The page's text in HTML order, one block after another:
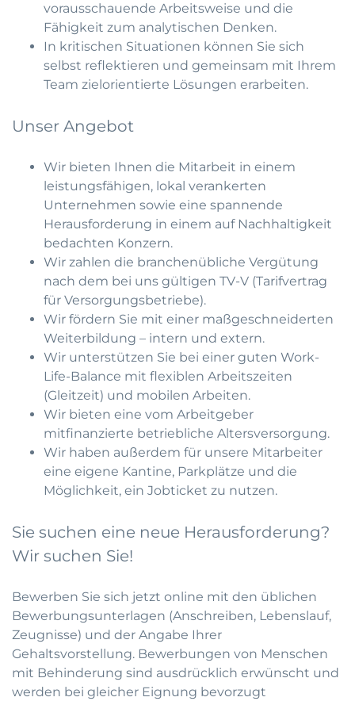
vorausschauende Arbeitsweise und die
Fähigkeit zum analytischen Denken.
In kritischen Situationen können Sie sich
selbst reflektieren und gemeinsam mit Ihrem
Team zielorientierte Lösungen erarbeiten.
Unser Angebot
Wir bieten Ihnen die Mitarbeit in einem
leistungsfähigen, lokal verankerten
Unternehmen sowie eine spannende
Herausforderung in einem auf Nachhaltigkeit
bedachten Konzern.
Wir zahlen die branchenübliche Vergütung
nach dem bei uns gültigen TV-V (Tarifvertrag
für Versorgungsbetriebe).
Wir fördern Sie mit einer maßgeschneiderten
Weiterbildung – intern und extern.
Wir unterstützen Sie bei einer guten Work-
Life-Balance mit flexiblen Arbeitszeiten
(Gleitzeit) und mobilen Arbeiten.
Wir bieten eine vom Arbeitgeber
mitfinanzierte betriebliche Altersversorgung.
Wir haben außerdem für unsere Mitarbeiter
eine eigene Kantine, Parkplätze und die
Möglichkeit, ein Jobticket zu nutzen.
Sie suchen eine neue Herausforderung?
Wir suchen Sie!
Bewerben Sie sich jetzt online mit den üblichen
Bewerbungsunterlagen (Anschreiben, Lebenslauf,
Zeugnisse) und der Angabe Ihrer
Gehaltsvorstellung. Bewerbungen von Menschen
mit Behinderung sind ausdrücklich erwünscht und
werden bei gleicher Eignung bevorzugt